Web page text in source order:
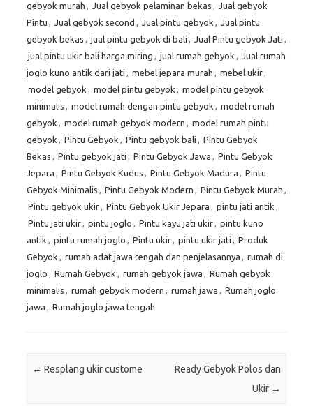
gebyok murah , Jual gebyok pelaminan bekas , Jual gebyok
Pintu , Jual gebyok second , Jual pintu gebyok , Jual pintu
gebyok bekas , jual pintu gebyok di bali , Jual Pintu gebyok Jati ,
jual pintu ukir bali harga miring , jual rumah gebyok , Jual rumah
joglo kuno antik dari jati , mebel jepara murah , mebel ukir,
model gebyok , model pintu gebyok , model pintu gebyok
minimalis , model rumah dengan pintu gebyok , model rumah
gebyok , model rumah gebyok modern , model rumah pintu
gebyok , Pintu Gebyok , Pintu gebyok bali , Pintu Gebyok
Bekas , Pintu gebyok jati , Pintu Gebyok Jawa , Pintu Gebyok
Jepara , Pintu Gebyok Kudus , Pintu Gebyok Madura , Pintu
Gebyok Minimalis , Pintu Gebyok Modern , Pintu Gebyok Murah ,
Pintu gebyok ukir, Pintu Gebyok Ukir Jepara , pintu jati antik ,
Pintu jati ukir, pintu joglo , Pintu kayu jati ukir, pintu kuno
antik , pintu rumah joglo , Pintu ukir, pintu ukir jati , Produk
Gebyok , rumah adat jawa tengah dan penjelasannya , rumah di
joglo , Rumah Gebyok , rumah gebyok jawa , Rumah gebyok
minimalis , rumah gebyok modern , rumah jawa , Rumah joglo
jawa , Rumah joglo jawa tengah
Post navigation
← Resplang ukir custome
Ready Gebyok Polos dan
Ukir →